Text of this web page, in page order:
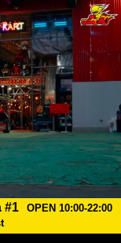
#1
OPEN 10:00-22:00